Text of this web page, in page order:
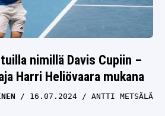
nimillä Davis Cupiin –
Harri Heliövaara mukana
16.07.2024 ANTTI METSÄLÄ